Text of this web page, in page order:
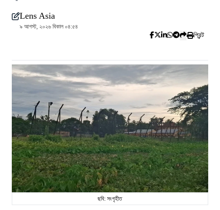
Lens Asia
৯ আগস্ট, ২০২৬ বিকাল ০৪:৫৪
প্রিন্ট
ছবি: সংগৃহীত